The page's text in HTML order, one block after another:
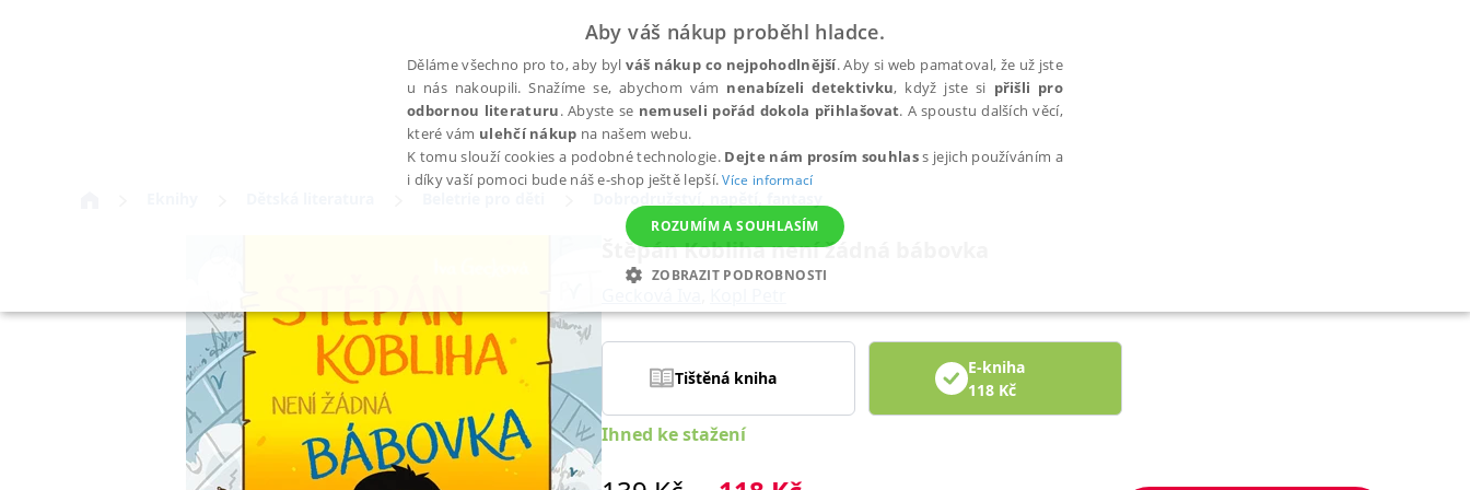
Štěpán Kobliha není žádná bábovka
Tištěná kniha
E-kniha
118 Kč
Ihned ke stažení
Aby váš nákup proběhl hladce.
Děláme všechno pro to, aby bylváš nákup co nejpohodlnější. Aby si web pamatoval, že už jste
u nás nakoupili. Snažíme se, abychom vám nenabízeli detektivku, když jste si přišli pro
odbornou literaturu. Abyste se nemuseli pořád dokola přihlašovat. A spoustu dalších věcí,
které vám ulehčí nákup na našem webu.
K tomu slouží cookies a podobné technologie. Dejte nám prosím souhlass jejich používáním a
i díky vaší pomoci bude náš e-shop ještě lepší.Více informací
ROZUMÍM A SOUHLASÍM
ZOBRAZIT PODROBNOSTI
NEZBYTNÉ ANALYTICKÉ MARKETINGOVÉ FUNKČNÍ NEZAŘAZENÉ SOUBORY
Nezbytné Analytické Nezařazené soubory
Nezbytně nutné soubory cookie umožňují základní funkce webových stránek, jako je přihlášení uživatele a správa účtu. Webové stránky nelze bez nezbytně nutných souborů cookie správně používat.
Provider /